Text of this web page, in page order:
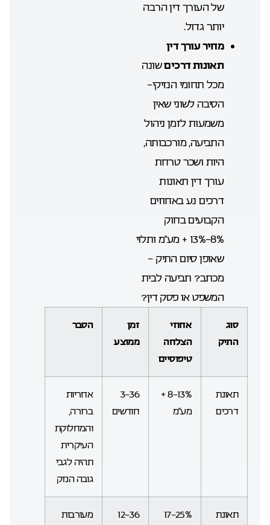
של העורך דין הרבה
יותר גדול.
מחיר עורך דין
תאונות דרכיםשונה
מכל תחומי הנזיקי-
הסיבה לשוני שאין
משמעות לזמן ניהול
התביעה, מורכבותה,
היות ושכר טרחת
עורך דין תאונות
דרכים נע באחוזים
הקבועים בחוק
8%-13% + מע”מ ותלוי
שאופן סיום התיק –
מכתב? תביעה לבית
המשפט או פסק דין?
סוג
התיק
אחוזי
הצלחה
טיפוסיים
זמן
ממוצע
הסבר
תאונת
דרכים
8-13% +
מע”מ
3-36
חודשים
אחריות
ברורה,
והמחלוקת
העיקרית
תהיה לגבי
גובה הנזק
תאונת
17-25%
12-36
מעורבות